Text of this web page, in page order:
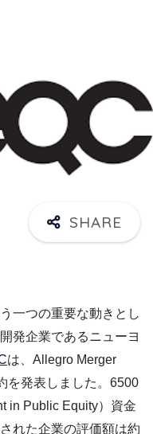
一つの重要な動きとし
発企業であるニューヨ
は、Allegro Merger
を発表しました。6500
in Public Equity）資金
れた企業の評価額は約